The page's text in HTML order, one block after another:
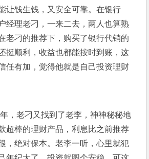
让钱生钱，又安全可靠。在银行
经理老刁，一来二去，两人也算熟
老刁的推荐下，购买了银行代销的
挺顺利，收益也都能按时到账，这
任有加，觉得他就是自己投资理财
，老刁又找到了老李，神神秘秘地
超棒的理财产品，利息比之前推荐
，绝对保本。老李一听，心里就犯